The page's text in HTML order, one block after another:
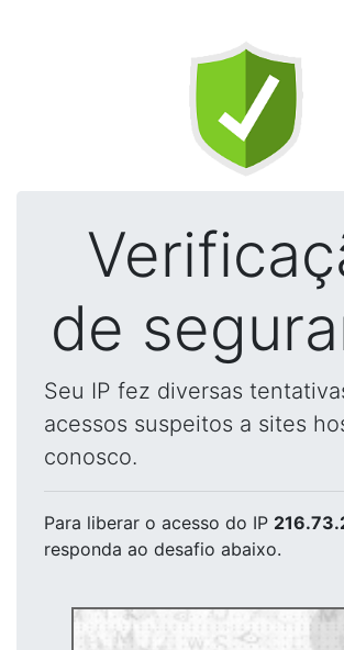
de
Seu IP fez diversas
acessos suspeitos a sites
conosco.
Para liberar o acesso do IP
responda ao desafio abaixo.